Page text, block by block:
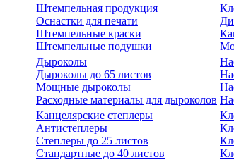
Штемпельная продукция
Оснастки для печати
Штемпельные краски
Штемпельные подушки
Дыроколы
Дыроколы до 65 листов
Мощные дыроколы
Расходные материалы для дыроколов
Канцелярские степлеры
Антистеплеры
Степлеры до 25 листов
Стандартные до 40 листов